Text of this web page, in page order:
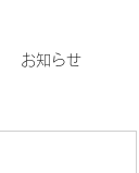
お知らせ